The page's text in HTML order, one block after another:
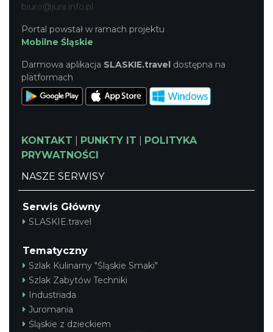
biuro@jura.info.pl
Portal powstał w ramach projektu
Mobilne Śląskie
Darmowa aplikacja SLASKIE.travel dostępna na
platformach
KONTAKT PUNKTY IT
POLITYKA
PRYWATNOŚCI
NASZE SERWISY
Serwis Główny
SLASKIE.travel
Tematyczny
Szlak Kulinarny "Śląskie Smaki"
Szlak Zabytów Techniki
Industriada
Juromania
Śląskie z dzieckiem